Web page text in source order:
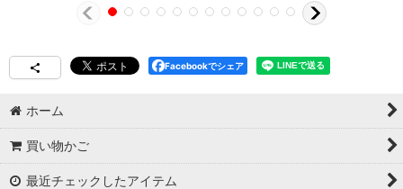
Facebookでシェア
ホーム
買い物かご
最近チェックしたアイテム